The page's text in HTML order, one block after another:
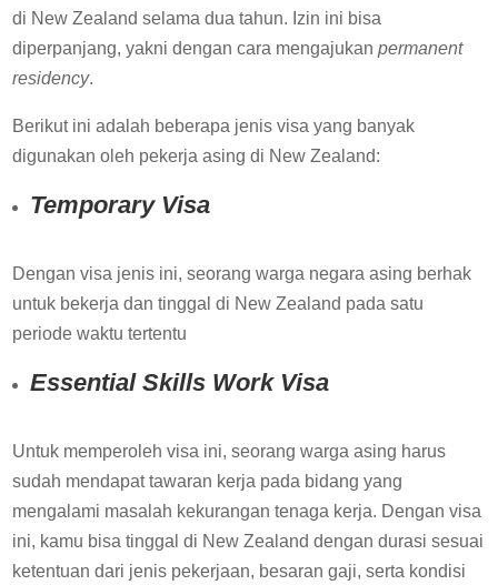
di New Zealand selama dua tahun. Izin ini bisa
diperpanjang, yakni dengan cara mengajukanpermanent
residency.
Berikut ini adalah beberapa jenis visa yang banyak
digunakan oleh pekerja asing di New Zealand:
Temporary Visa
Dengan visa jenis ini, seorang warga negara asing berhak
untuk bekerja dan tinggal di New Zealand pada satu
periode waktu tertentu
Essential Skills Work Visa
Untuk memperoleh visa ini, seorang warga asing harus
sudah mendapat tawaran kerja pada bidang yang
mengalami masalah kekurangan tenaga kerja. Dengan visa
ini, kamu bisa tinggal di New Zealand dengan durasi sesuai
ketentuan dari jenis pekerjaan, besaran gaji, serta kondisi